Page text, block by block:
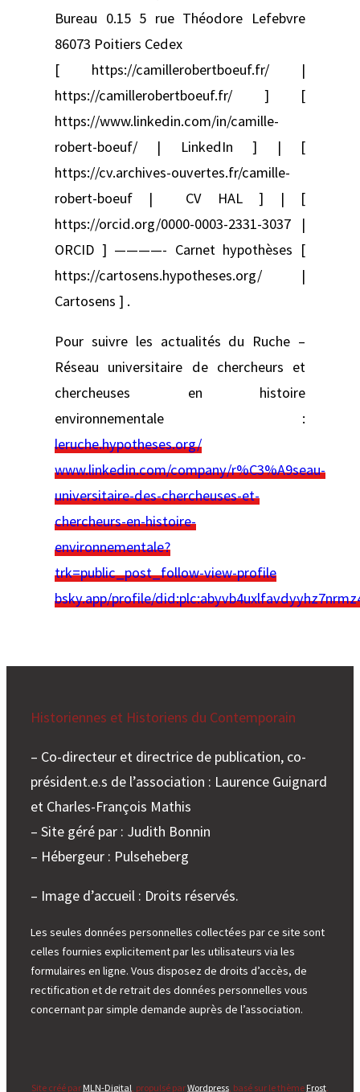
Bureau 0.15 5 rue Théodore Lefebvre
86073 Poitiers Cedex
[ https://camillerobertboeuf.fr/ |
https://camillerobertboeuf.fr/ ] [
https://www.linkedin.com/in/camille-
robert-boeuf/ | LinkedIn ] | [
https://cv.archives-ouvertes.fr/camille-
robert-boeuf | CV HAL ] | [
https://orcid.org/0000-0003-2331-3037 |
ORCID ] ————- Carnet hypothèses [
https://cartosens.hypotheses.org/ |
Cartosens ] .
Pour suivre les actualités du Ruche –
Réseau universitaire de chercheurs et
chercheuses en histoire
environnementale :
leruche.hypotheses.org/
www.linkedin.com/company/r%C3%A9seau-
universitaire-des-chercheuses-et-
chercheurs-en-histoire-
environnementale?
trk=public_post_follow-view-profile
bsky.app/profile/
Historiennes et Historiens du Contemporain
– Co-directeur et directrice de publication, co-
président.e.s de l’association : Laurence Guignard
et Charles-François Mathis
– Site géré par : Judith Bonnin
– Hébergeur : Pulseheberg
– Image d’accueil : Droits réservés.
Les seules données personnelles collectées par ce site sont
celles fournies explicitement par les utilisateurs via les
formulaires en ligne. Vous disposez de droits d’accès, de
rectification et de retrait des données personnelles vous
concernant par simple demande auprès de l’association.
Site créé par MLN-Digital, propulsé parWordpress, basé sur le thème Frost.